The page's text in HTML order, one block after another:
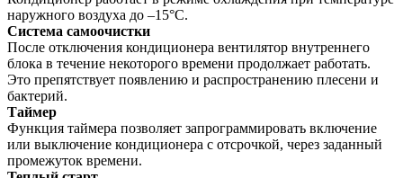
наружного воздуха до –15°C.
Система самоочистки
После отключения кондиционера вентилятор внутреннего
блока в течение некоторого времени продолжает работать.
Это препятствует появлению и распространению плесени и
бактерий.
Таймер
Функция таймера позволяет запрограммировать включение
или выключение кондиционера с отсрочкой, через заданный
промежуток времени.